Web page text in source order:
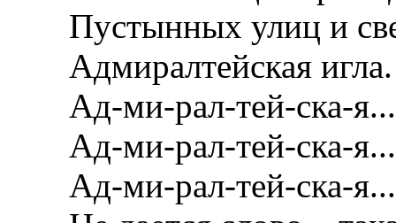
Пустынных улиц и
Адмиралтейская игла.
Ад-ми-рал-тей-ска-я...
Ад-ми-рал-тей-ска-я...
Ад-ми-рал-тей-ска-я...